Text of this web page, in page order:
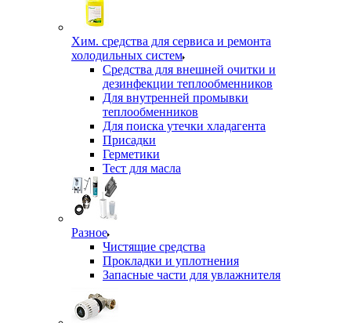
Хим. средства для сервиса и ремонта
холодильных систем
Средства для внешней очитки и
дезинфекции теплообменников
Для внутренней промывки
теплообменников
Для поиска утечки хладагента
Присадки
Герметики
Тест для масла
Разное
Чистящие средства
Прокладки и уплотнения
Запасные части для увлажнителя